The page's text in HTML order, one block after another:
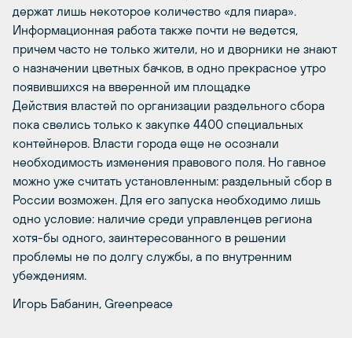
держат лишь некоторое количество «для пиара».
Информационная работа также почти не ведется,
причем часто не только жители, но и дворники не знают
о назначении цветных бачков, в одно прекрасное утро
появившихся на вверенной им площадке
Действия властей по организации раздельного сбора
пока свелись только к закупке 4400 специальных
контейнеров. Власти города еще не осознали
необходимость изменения правового поля. Но гавное
можно уже считать установленным: раздельный сбор в
России возможен. Для его запуска необходимо лишь
одно условие: наличие среди управленцев региона
хотя-бы одного, заинтересованного в решении
проблемы не по долгу службы, а по внутренним
убеждениям.
Игорь Бабанин, Greenpeace